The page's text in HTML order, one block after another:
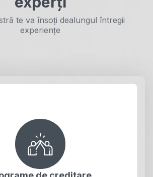
te va însoți dealungul întregii
experiențe